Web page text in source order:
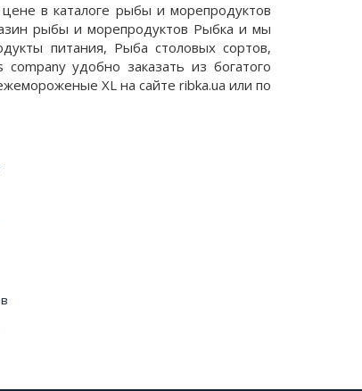
в каталоге рыбы и морепродуктов
рыбы и морепродуктов Рыбка и мы
питания, Рыба столовых сортов,
удобно заказать из богатого
XL на сайте ribka.ua или по